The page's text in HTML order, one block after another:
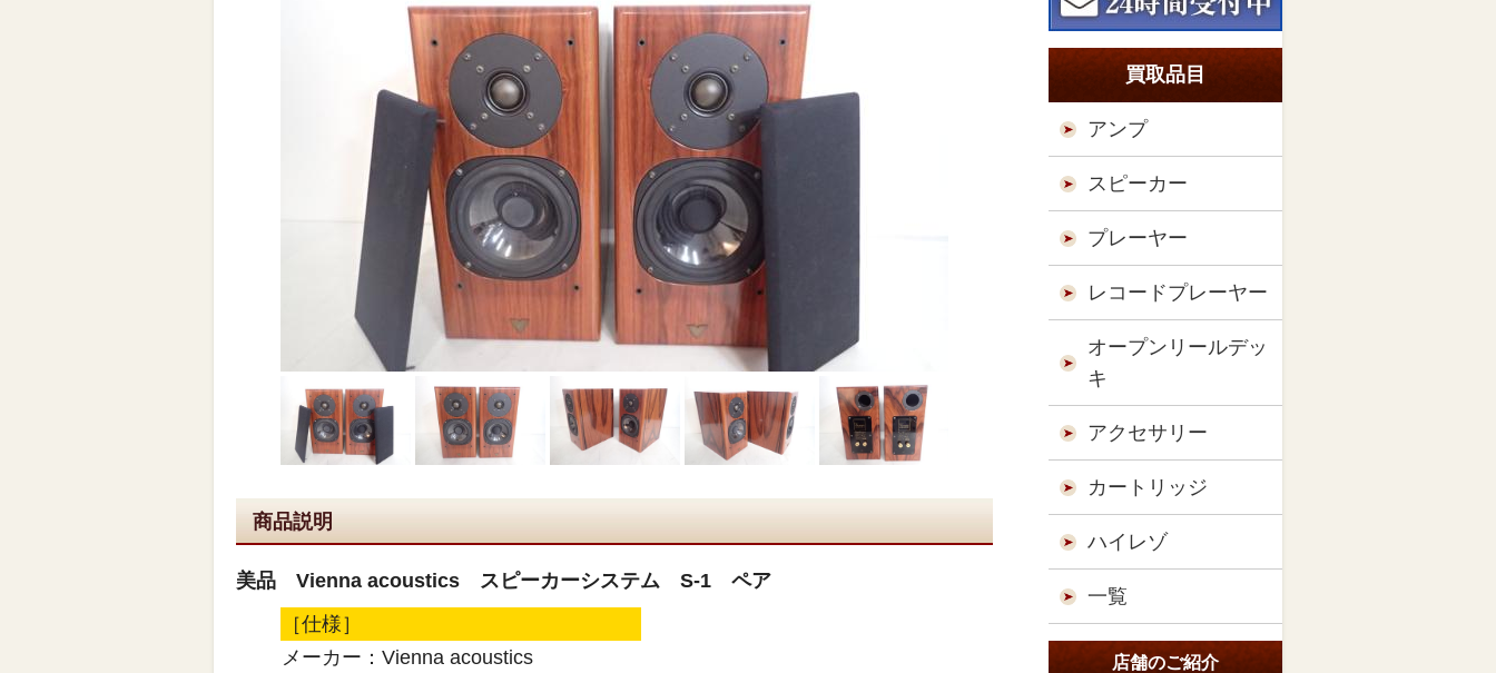
商品説明
美品 Vienna acoustics スピーカーシステム S-1 ペア
［仕様］
メーカー：Vienna acoustics
買取品目
アンプ
スピーカー
プレーヤー
レコードプレーヤー
オープンリールデッ
キ
アクセサリー
カートリッジ
ハイレゾ
一覧
店舗のご紹介